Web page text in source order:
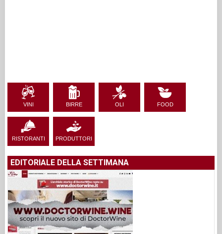
VINI BIRRE OLI FOOD
RISTORANTI PRODUTTORI
EDITORIALE DELLA SETTIMANA